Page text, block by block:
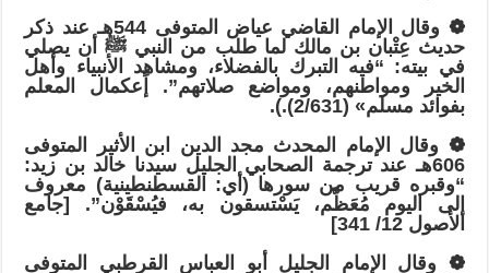
❁ وقال الإمام القاضي عياض المتوفى 544هـ عند ذكر
حديث عِتْبان بن مالك لما طلب من النبي ﷺ أن يصلي
في بيته: “فيه التبرك بالفضلاء، ومشاهد الأنبياء وأهل
الخير ومواطنهم، ومواضع صلاتهم”. إًعكمال المعلم
بفوائد مسلم» (2/631).).
❁ وقال الإمام المحدث مجد الدين ابن الأثير المتوفى
606هـ عند ترجمة الصحابي الجليل سيدنا خالد بن زيد:
“وقبره قريب من سورها (أي: القسطنطينية) معروف
إلى اليوم مُعَظَّم، يَسْتسقون به، فيُسْقَوْن”. [جامع
الأصول 12/ 341]
❁ وقال الإمام الجليل أبو العباس القرطبي المتوفى